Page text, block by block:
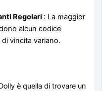
Regolari : La maggior
alcun codice
vincita variano.
è quella di trovare un